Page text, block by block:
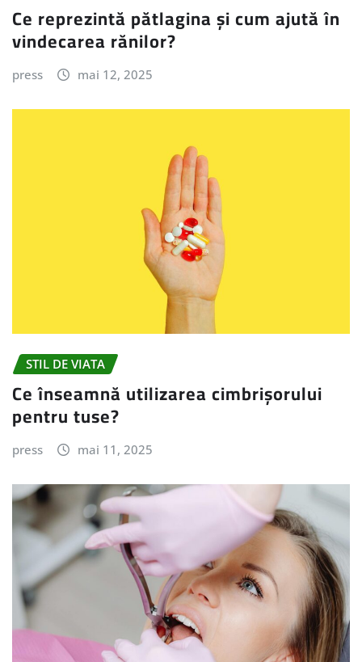
Ce reprezintă pătlagina și cum ajută în
vindecarea rănilor?
press mai 12, 2025
STIL DE VIATA
Ce înseamnă utilizarea cimbrișorului
pentru tuse?
press mai 11, 2025